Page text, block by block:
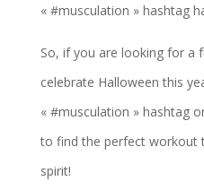
« #musculation » hashtag
So, if you are looking for a
celebrate Halloween this
« #musculation » hashtag
to find the perfect workout
spirit!